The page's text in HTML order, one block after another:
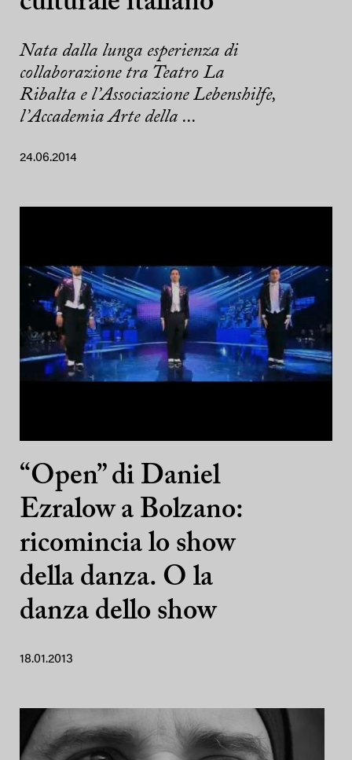
Nata dalla lunga esperienza di
collaborazione tra Teatro La
Ribalta e l’Associazione Lebenshilfe,
l’Accademia Arte della ...
24.06.2014
“Open” di Daniel
Ezralow a Bolzano:
ricomincia lo show
della danza. O la
danza dello show
18.01.2013